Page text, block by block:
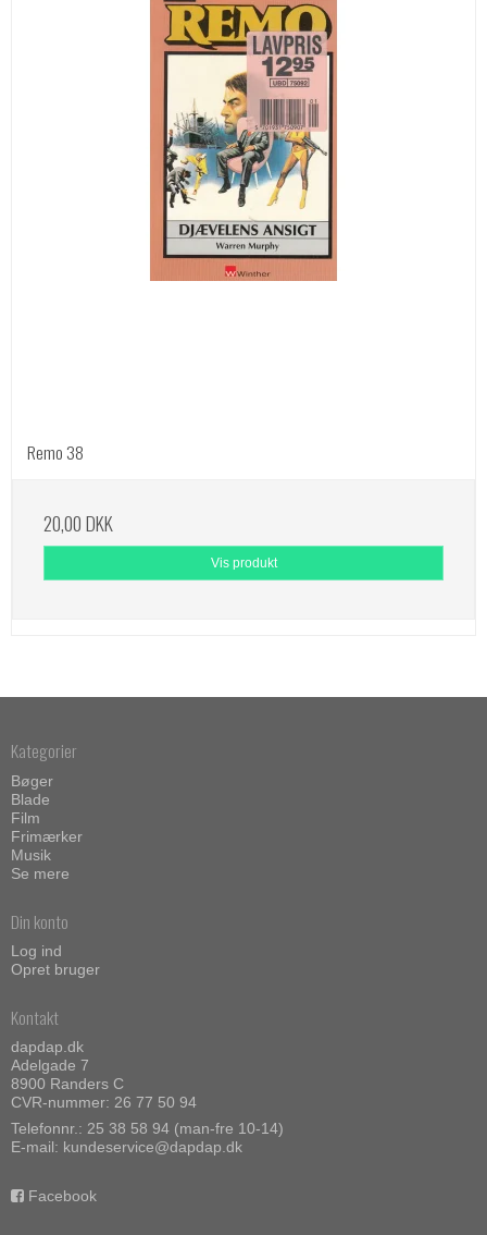
Remo 38
20,00 DKK
Vis produkt
Kategorier
Bøger
Blade
Film
Frimærker
Musik
Se mere
Din konto
Log ind
Opret bruger
Kontakt
dapdap.dk
Adelgade 7
8900 Randers C
CVR-nummer: 26 77 50 94
Telefonnr.: 25 38 58 94 (man-fre 10-14)
E-mail: kundeservice@dapdap.dk
Facebook